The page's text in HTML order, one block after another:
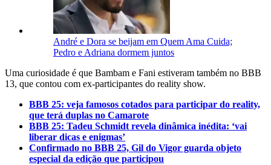
André e Dora se beijam em Quem Ama Cuida;
Pedro e Adriana dormem juntos
Uma curiosidade é que Bambam e Fani estiveram também no BBB
13, que contou com ex-participantes do reality show.
BBB 25: veja famosos cotados para participar do reality,
que terá duplas no Camarote
BBB 25: Tadeu Schmidt revela dinâmica inédita: ‘vai
liberar dicas e enigmas’
Confirmado no BBB 25, Gil do Vigor guarda objeto
especial da edição que participou